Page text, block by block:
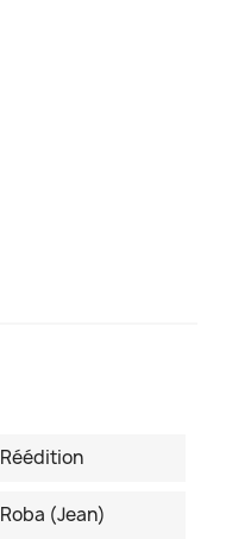
Réédition
Roba (Jean)